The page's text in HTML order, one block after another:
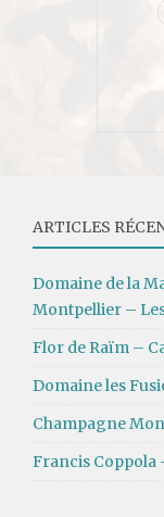
ARTICLES
Domaine de la
Montpellier –
Flor de Raïm –
Domaine les
Champagne
Francis Coppola